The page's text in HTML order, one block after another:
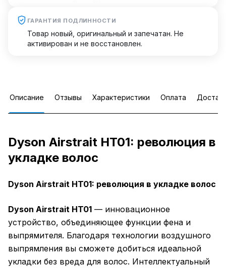
ГАРАНТИЯ ПОДЛИННОСТИ
Товар новый, оригинальный и запечатан. Не
активирован и не восстановлен.
Описание Отзывы Характеристики Оплата
Dyson Airstrait HT01: революция в
укладке волос
Dyson Airstrait HT01: революция в укладке волос
Dyson Airstrait HT01 — инновационное
устройство, объединяющее функции фена и
выпрямителя. Благодаря технологии воздушного
выпрямления вы сможете добиться идеальной
укладки без вреда для волос. Интеллектуальный